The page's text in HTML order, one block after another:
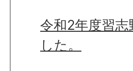
令和2年度習
した。